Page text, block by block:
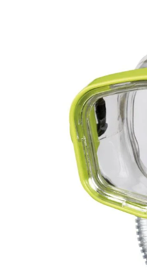
Опис товару
Матеріал маски:
загартоване
регулювання
м'який TPR
підходить для
розробник: